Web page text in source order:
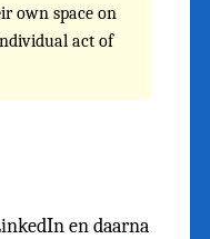
own space on
act of
en daarna